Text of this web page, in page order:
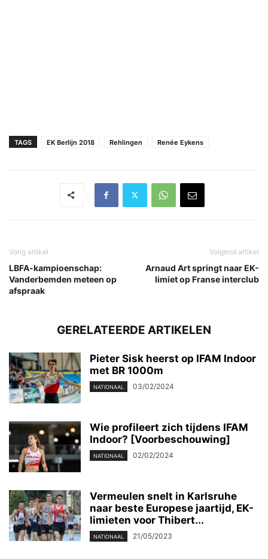
TAGS EK Berlijn 2018 Rehlingen Renée Eykens
Vorig artikel
LBFA-kampioenschap:
Vanderbemden meteen op
afspraak
Volgend artikel
Arnaud Art springt naar EK-
limiet op Franse interclub
GERELATEERDE ARTIKELEN
Pieter Sisk heerst op IFAM Indoor
met BR 1000m
NATIONAAL 03/02/2024
Wie profileert zich tijdens IFAM
Indoor? [Voorbeschouwing]
NATIONAAL 02/02/2024
Vermeulen snelt in Karlsruhe
naar beste Europese jaartijd, EK-
limieten voor Thibert...
NATIONAAL 21/05/2023